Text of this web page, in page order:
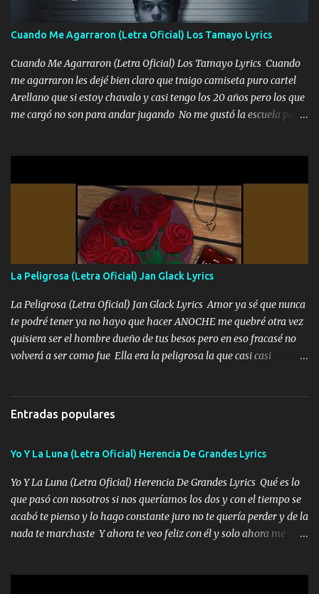
contigo fui muy feliz a lo mejor no lloró pero muy en el fondo te
adoro
Cuando Me Agarraron (Letra Oficial) Los Tamayo Lyrics
Cuando Me Agarraron (Letra Oficial) Los Tamayo Lyrics Cuando
me agarraron les dejé bien claro que traigo camiseta puro cartel
Arellano que si estoy chavalo y casi tengo los 20 años pero los que
me cargó no son para andar jugando No me gustó la escuela pero
Yo Soy El De Las Pacas Sobrino Del Brazo Armad0 Con mi Glock
fajado y mi R terciado me van a ver allá por TJ para un licenciado
mando un abrazo andamos al cien Choritas también Música
Ando en la colonia bien acelerado traigo un M2 que nunca me ha
fallado para mi compadre mandó un fuerte abrazo también al
Especial sabe que lo apreciamos En los mejores antros me verán
tomando con mujeres hermosas y botellas destapando siempre
bien cuidado bien atrabancado y a los que me conocen ya saben de
lo que hablo Entre lob...
La Peligrosa (Letra Oficial) Jan Glack Lyrics
La Peligrosa (Letra Oficial) Jan Glack Lyrics Amor ya sé que nunca
te podré tener ya no hayo que hacer ANOCHE me quebré otra vez
quisiera ser el hombre dueño de tus besos pero en eso fracasé no
volverá a ser como fue Ella era la peligrosa la que casi casi
años solo pienso en ti mami no me crees se que no me crees
Música Amar me duele estoy rodeado de mujeres pero solo
pasión en la troca tus labios besándome yo quitándote la ropa no
quiero que sea nunca con otra yo quiero llevarte a la Luna y si
quieres en ese momento te pido que seas mi esposa Chingada
madre no quiero dejar de tenerte no ayuda la p'uta loquera y al
chile quisiera ser menos de ti dependiente la pinche tristeza me
encierra princesa tu sabes que nunca saldras de mi mente Ella era
Entradas populares
Yo Y La Luna (Letra Oficial) Herencia De Grandes Lyrics
Yo Y La Luna (Letra Oficial) Herencia De Grandes Lyrics Qué es lo
que pasó con nosotros si nos queríamos los dos y con el tiempo se
acabó te pienso y lo hago constante juro no te quería perder y de la
nada te marchaste Y ahora te veo feliz con él y solo ahora me